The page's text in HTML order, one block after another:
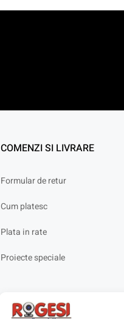
COMENZI SI LIVRARE
Formular de retur
Cum platesc
Plata in rate
Proiecte speciale